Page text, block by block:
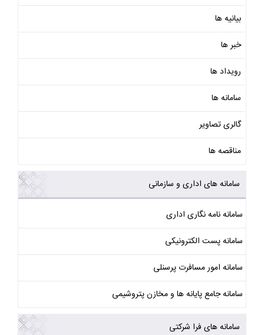
بیانیه ها
خبر ها
رویداد ها
سامانه ها
گالری تصاویر
مناقصه ها
سامانه های اداری و سازمانی
سامانه نامه نگاری اداری
سامانه پست الکترونیکی
سامانه امور مسافرت پرسنلی
سامانه جامع پایانه ها و مخازن پتروشیمی
سامانه های فرا شرکتی